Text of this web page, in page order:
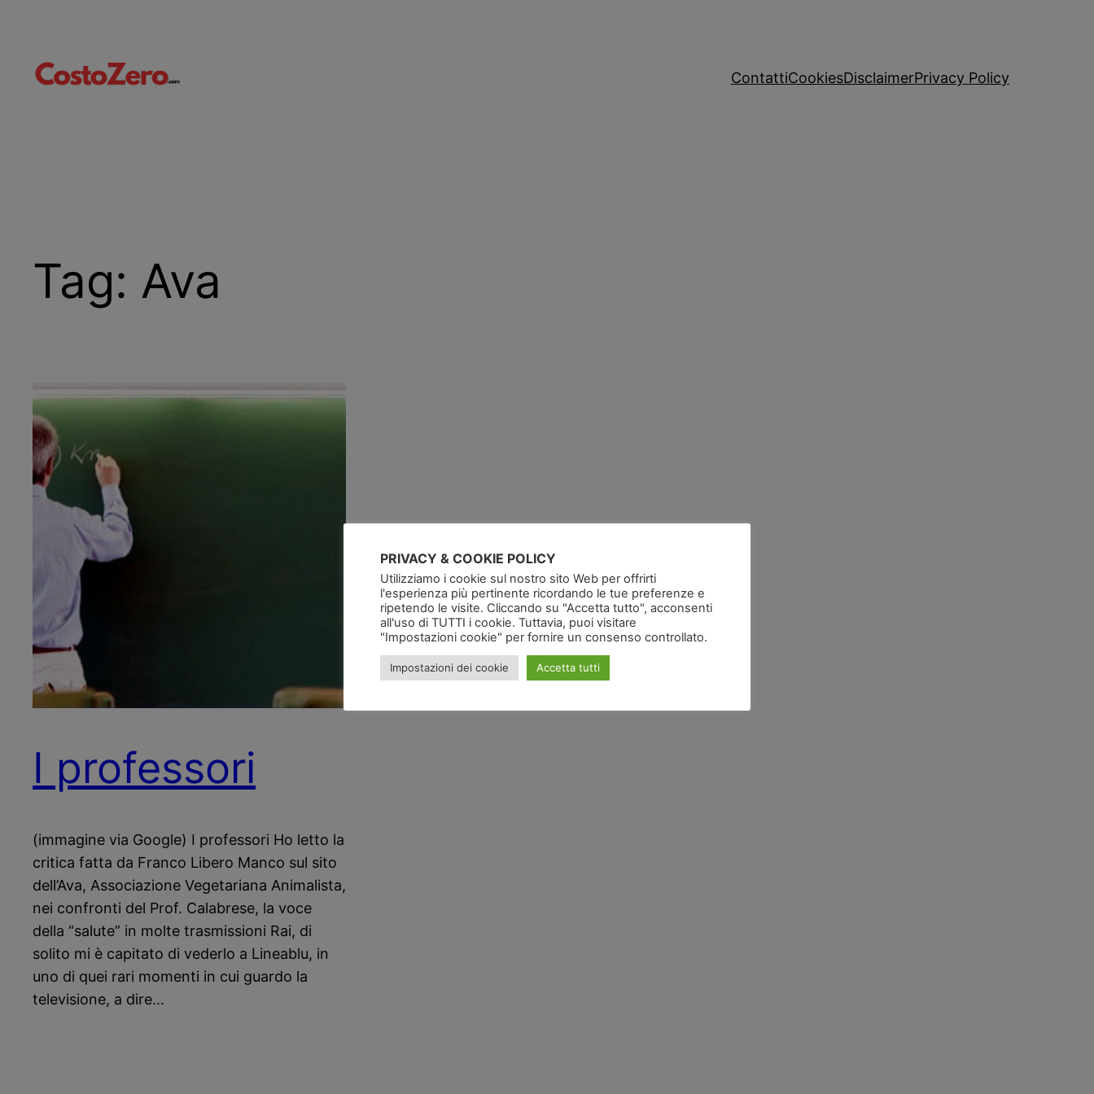
contenuto
ContattiCookiesDisclaimerPrivacy Policy
Tag: Ava
I professori
(immagine via Google) I professori Ho letto la
critica fatta da Franco Libero Manco sul sito
dell’Ava, Associazione Vegetariana Animalista,
nei confronti del Prof. Calabrese, la voce
della “salute” in molte trasmissioni Rai, di
solito mi è capitato di vederlo a Lineablu, in
uno di quei rari momenti in cui guardo la
televisione, a dire…
PRIVACY & COOKIE POLICY
Utilizziamo i cookie sul nostro sito Web per offrirti
l'esperienza più pertinente ricordando le tue preferenze e
ripetendo le visite. Cliccando su "Accetta tutto", acconsenti
all'uso di TUTTI i cookie. Tuttavia, puoi visitare
"Impostazioni cookie" per fornire un consenso controllato.
Impostazioni dei cookie Accetta tutti